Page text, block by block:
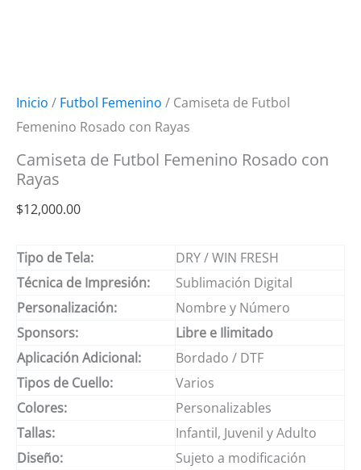
Inicio / Futbol Femenino / Camiseta de Futbol
Femenino Rosado con Rayas
Camiseta de Futbol Femenino Rosado con
Rayas
$12,000.00
Tipo de Tela:
DRY / WIN FRESH
Técnica de Impresión:
Sublimación Digital
Personalización:
Nombre y Número
Sponsors:
Libre e Ilimitado
Aplicación Adicional:
Bordado / DTF
Tipos de Cuello:
Varios
Colores:
Personalizables
Tallas:
Infantil, Juvenil y Adulto
Diseño:
Sujeto a modificación